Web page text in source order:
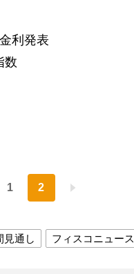
利発表
数
1 2
見通し フィスコニュース